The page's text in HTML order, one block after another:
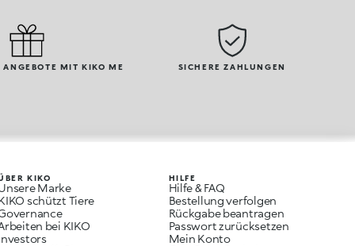
ANGEBOTE MIT KIKO ME SICHERE ZAHLUNGEN
KIKO
Marke
schützt Tiere
bei KIKO
HILFE
Hilfe & FAQ
Bestellung verfolgen
Rückgabe beantragen
Passwort zurücksetzen
Mein Konto